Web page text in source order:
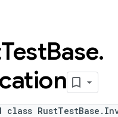
TestBase.
class